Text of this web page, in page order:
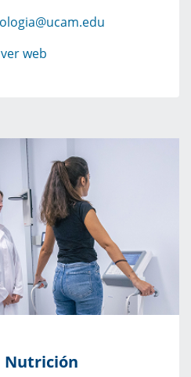
ver web
Nutrición